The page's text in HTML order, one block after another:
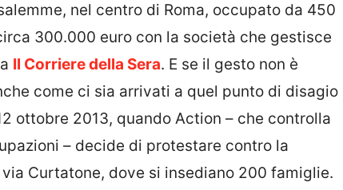
nel centro di Roma, occupato da 450
300.000 euro con la società che gestisce
Il Corriere della Sera. E se il gesto non è
come ci sia arrivati a quel punto di disagio
ottobre 2013, quando Action – che controlla
– decide di protestare contro la
Curtatone, dove si insediano 200 famiglie.